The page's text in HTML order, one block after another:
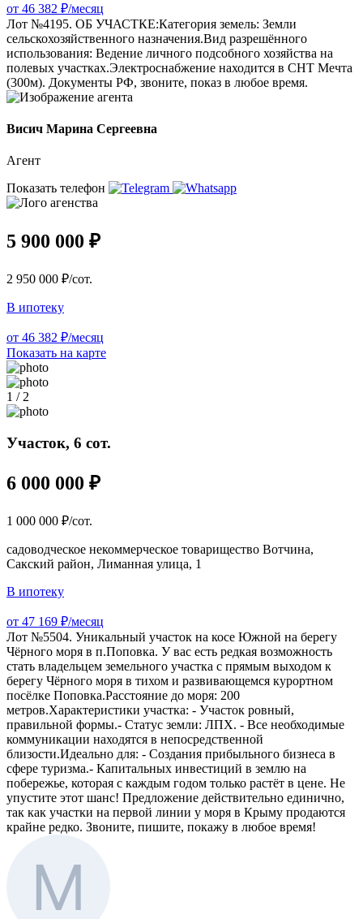
от 46 382 ₽/месяц
Лот №4195. ОБ УЧАСТКЕ:Категория земель: Земли
сельскохозяйственного назначения.Вид разрешённого
использования: Ведение личного подсобного хозяйства на
полевых участках.Электроснабжение находится в СНТ Мечта
(300м). Документы РФ, звоните, показ в любое время.
Висич Марина Сергеевна
Агент
Показать телефон
5 900 000 ₽
2 950 000 ₽/сот.
В ипотеку
от 46 382 ₽/месяц
Показать на карте
1 / 2
Участок, 6 сот.
6 000 000 ₽
1 000 000 ₽/сот.
садоводческое некоммерческое товарищество Вотчина,
Сакский район, Лиманная улица, 1
В ипотеку
от 47 169 ₽/месяц
Лот №5504. Уникальный участок на косе Южной на берегу
Чёрного моря в п.Поповка. У вас есть редкая возможность
стать владельцем земельного участка с прямым выходом к
берегу Чёрного моря в тихом и развивающемся курортном
посёлке Поповка.Расстояние до моря: 200
метров.Характеристики участка: - Участок ровный,
правильной формы.- Статус земли: ЛПХ. - Все необходимые
коммуникации находятся в непосредственной
близости.Идеально для: - Создания прибыльного бизнеса в
сфере туризма.- Капитальных инвестиций в землю на
побережье, которая с каждым годом только растёт в цене. Не
упустите этот шанс! Предложение действительно единично,
так как участки на первой линии у моря в Крыму продаются
крайне редко. Звоните, пишите, покажу в любое время!